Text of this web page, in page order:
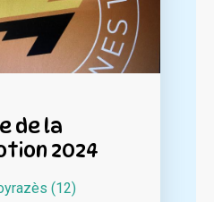
de la
2024
(12)